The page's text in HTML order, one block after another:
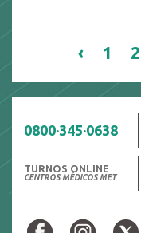
‹ 1 2
0800·345·0638
TURNOS ONLINE
CENTROS MÉDICOS MET